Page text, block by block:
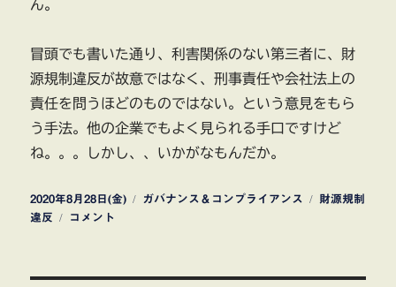
ん。
冒頭でも書いた通り、利害関係のない第三者に、財
源規制違反が故意ではなく、刑事責任や会社法上の
責任を問うほどのものではない。という意見をもら
う手法。他の企業でもよく見られる手口ですけど
ね。。。しかし、、いかがなもんだか。
投
稿
2020年8月28日(金)
カ
ガバナンス＆コンプライアンス
タ
財源規制
違反
リ
コメント